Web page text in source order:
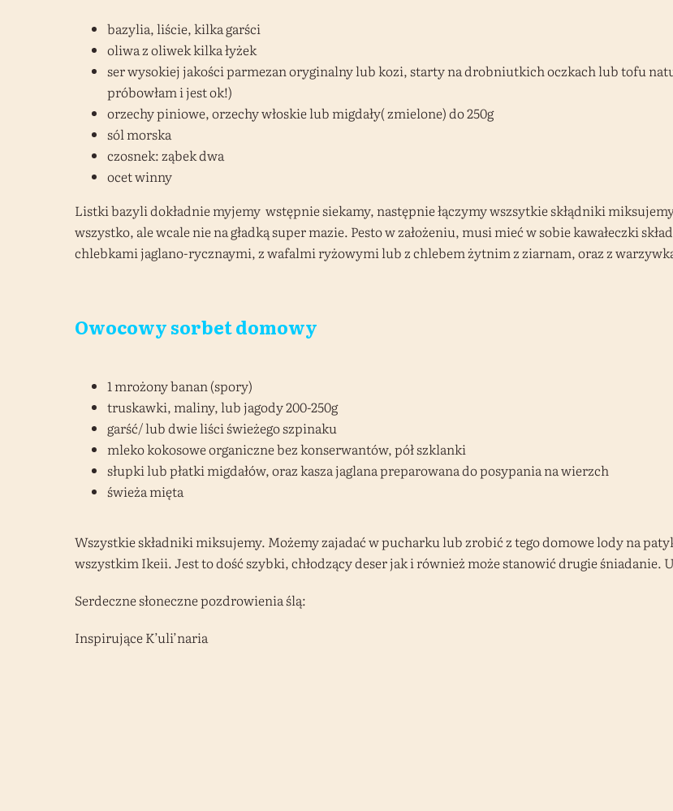
bazylia, liście, kilka garści
oliwa z oliwek kilka łyżek
ser wysokiej jakości parmezan oryginalny lub kozi, starty na drobniutkich oczkach lub tofu
próbowłam i jest ok!)
orzechy piniowe, orzechy włoskie lub migdały( zmielone) do 250g
sól morska
czosnek: ząbek dwa
ocet winny
Listki bazyli dokładnie myjemy wstępnie siekamy, następnie łączymy wszsytkie skłądniki
wszystko, ale wcale nie na gładką super mazie. Pesto w założeniu, musi mieć w sobie kawałeczki
chlebkami jaglano-rycznaymi, z wafalmi ryżowymi lub z chlebem żytnim z ziarnam, oraz z
Owocowy sorbet domowy
1 mrożony banan (spory)
truskawki, maliny, lub jagody 200-250g
garść/ lub dwie liści świeżego szpinaku
mleko kokosowe organiczne bez konserwantów, pół szklanki
słupki lub płatki migdałów, oraz kasza jaglana preparowana do posypania na wierzch
świeża mięta
Wszystkie składniki miksujemy. Możemy zajadać w pucharku lub zrobić z tego domowe lody na
wszystkim Ikeii. Jest to dość szybki, chłodzący deser jak i również może stanowić drugie śniadanie.
Serdeczne słoneczne pozdrowienia ślą:
Inspirujące K’uli’naria